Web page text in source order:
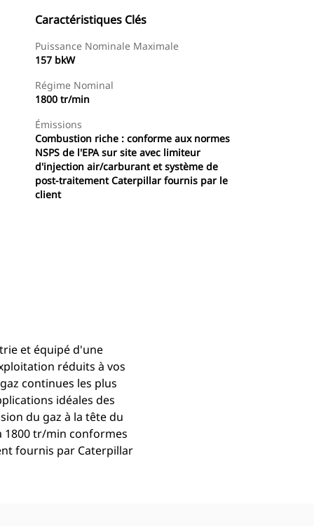
Caractéristiques Clés
Puissance Nominale Maximale
157 bkW
Régime Nominal
1800 tr/min
Émissions
Combustion riche : conforme aux normes
NSPS de l'EPA sur site avec limiteur
d'injection air/carburant et système de
post-traitement Caterpillar fournis par le
client
et équipé d'une
réduits à vos
continues les plus
idéales des
du gaz à la tête du
1800 tr/min conformes
fournis par Caterpillar